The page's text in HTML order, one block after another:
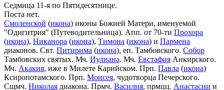
Седмица 11-я по Пятидесятнице.
Поста нет.
Смоленской (икона) иконы Божией Матери, именуемой
"Одигитрия" (Путеводительница). Апп. от 70-ти Прохора
(икона), Никанора (икона), Тимона (икона) и Пармена
диаконов. Свт. Питирима (икона), еп. Тамбовского. Собор
Тамбовских святых. Мч. Иулиана. Мч. Евстафия Анкирского.
Мч. Акакия, иже в Милете Карийском. Прп. Павла (икона)
Ксиропотамского. Прп. Моисея, чудотворца Печерского.
Сщмч. Николая диакона. Прмч. Василия, прмцц. Анастасии и